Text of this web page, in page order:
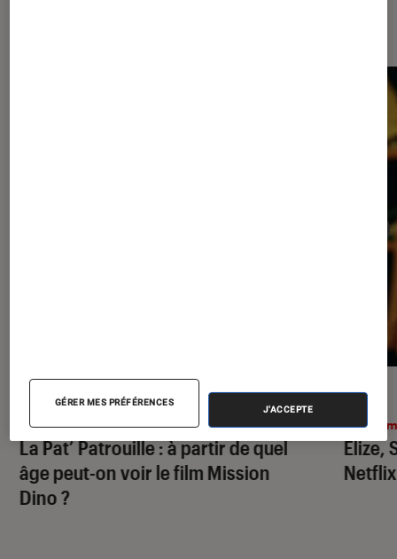
La Pat’ Patrouille: à partir de quel
âge peut-on voir le film Mission
Dino?
Cinéma • 30 juil. 2026
Elize,
ACTU
GÉRER MES PRÉFÉRENCES
J'ACCEPTE